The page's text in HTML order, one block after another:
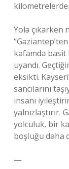
Yola çıkarken
kafamda
uyandı.
eksikti.
sancılarını
insanı
yalnızlaştırır.
yolculuk, bir
boşluğu daha
—